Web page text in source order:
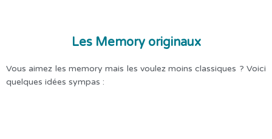
Les Memory originaux
Vous aimez les memory mais les voulez moins classiques ? Voici
quelques idées sympas :